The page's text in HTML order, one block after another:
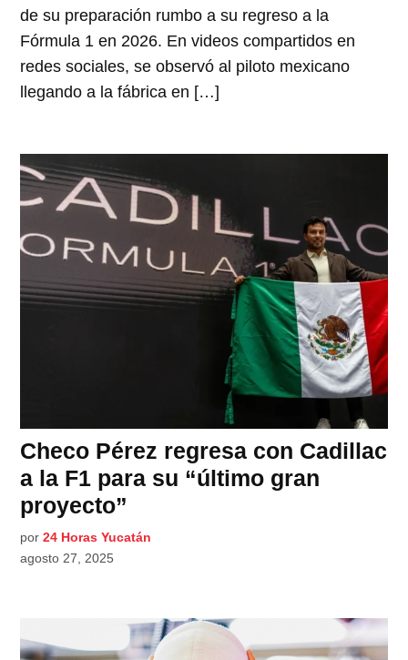
de su preparación rumbo a su regreso a la
Fórmula 1 en 2026. En videos compartidos en
redes sociales, se observó al piloto mexicano
llegando a la fábrica en […]
Checo Pérez regresa con Cadillac
a la F1 para su “último gran
proyecto”
por 24 Horas Yucatán
agosto 27, 2025